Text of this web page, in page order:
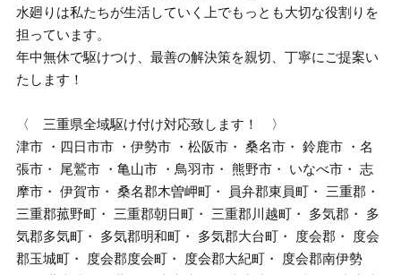
水廻りは私たちが生活していく上でもっとも大切な役割りを
担っています。
年中無休で駆けつけ、最善の解決策を親切、丁寧にご提案い
たします！
〈 三重県全域駆け付け対応致します！ 〉
津市 ・四日市市 ・伊勢市 ・松阪市・ 桑名市・ 鈴鹿市 ・名
張市・ 尾鷲市 ・亀山市 ・鳥羽市・ 熊野市・ いなべ市・ 志
摩市・ 伊賀市・ 桑名郡木曽岬町・ 員弁郡東員町・ 三重郡・
三重郡菰野町・ 三重郡朝日町・ 三重郡川越町・ 多気郡・ 多
気郡多気町・ 多気郡明和町・ 多気郡大台町・ 度会郡・ 度会
郡玉城町・ 度会郡度会町・ 度会郡大紀町・ 度会郡南伊勢